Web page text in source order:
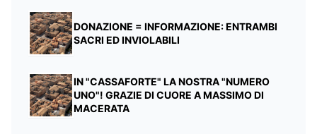
DONAZIONE = INFORMAZIONE: ENTRAMBI
SACRI ED INVIOLABILI
IN "CASSAFORTE" LA NOSTRA "NUMERO
UNO"! GRAZIE DI CUORE A MASSIMO DI
MACERATA